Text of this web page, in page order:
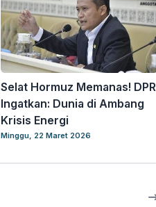
Selat Hormuz Memanas! DPR
Ingatkan: Dunia di Ambang
Krisis Energi
Minggu, 22 Maret 2026